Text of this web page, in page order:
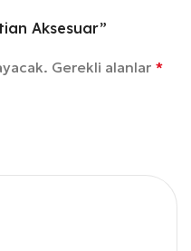
Aksesuar”
Gerekli alanlar *